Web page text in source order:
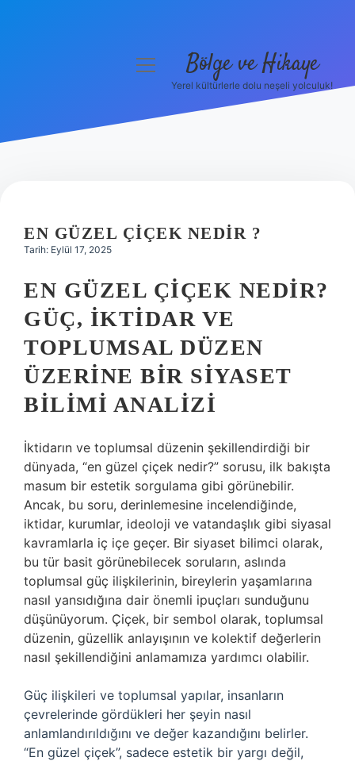
Hakkımızda
menüyü
Bölge ve Hikaye
Yerel kültürlerle dolu neşeli yolculuk!
EN GÜZEL ÇIÇEK NEDIR ?
Tarih: Eylül 17, 2025
EN GÜZEL ÇIÇEK NEDIR?
GÜÇ, İKTIDAR VE
TOPLUMSAL DÜZEN
ÜZERINE BIR SIYASET
BILIMI ANALIZI
İktidarın ve toplumsal düzenin şekillendirdiği bir
dünyada, “en güzel çiçek nedir?” sorusu, ilk bakışta
masum bir estetik sorgulama gibi görünebilir.
Ancak, bu soru, derinlemesine incelendiğinde,
iktidar, kurumlar, ideoloji ve vatandaşlık gibi siyasal
kavramlarla iç içe geçer. Bir siyaset bilimci olarak,
bu tür basit görünebilecek soruların, aslında
toplumsal güç ilişkilerinin, bireylerin yaşamlarına
nasıl yansıdığına dair önemli ipuçları sunduğunu
düşünüyorum. Çiçek, bir sembol olarak, toplumsal
düzenin, güzellik anlayışının ve kolektif değerlerin
nasıl şekillendiğini anlamamıza yardımcı olabilir.
Güç ilişkileri ve toplumsal yapılar, insanların
çevrelerinde gördükleri her şeyin nasıl
anlamlandırıldığını ve değer kazandığını belirler.
“En güzel çiçek”, sadece estetik bir yargı değil,